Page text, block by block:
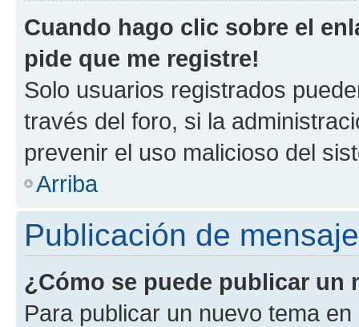
Cuando hago clic sobre el
pide que me registre!
Solo usuarios registrados
través del foro, si la
prevenir el uso malicioso del
Arriba
Publicación de
¿Cómo se puede publicar un
Para publicar un nuevo tema